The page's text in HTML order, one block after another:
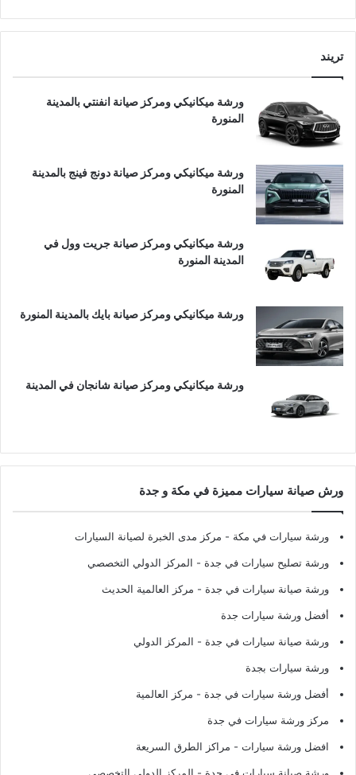
تريند
ورشة ميكانيكي ومركز صيانة انفنتي بالمدينة
المنورة
ورشة ميكانيكي ومركز صيانة دونج فينج بالمدينة
المنورة
ورشة ميكانيكي ومركز صيانة جريت وول في
المدينة المنورة
ورشة ميكانيكي ومركز صيانة بايك بالمدينة المنورة
ورشة ميكانيكي ومركز صيانة شانجان في المدينة
ورش صيانة سيارات مميزة في مكة و جدة
ورشة سيارات في مكة - مركز مدى الخبرة لصيانة السيارات
ورشة تصليح سيارات في جدة - المركز الدولي التخصصي
ورشة صيانة سيارات في جدة - مركز العالمية الحديث
أفضل ورشة سيارات جدة
ورشة صيانة سيارات في جدة - المركز الدولي
ورشة سيارات بجدة
أفضل ورشة سيارات في جدة - مركز العالمية
مركز ورشة سيارات في جدة
افضل ورشة سيارات - مراكز الطرق السريعة